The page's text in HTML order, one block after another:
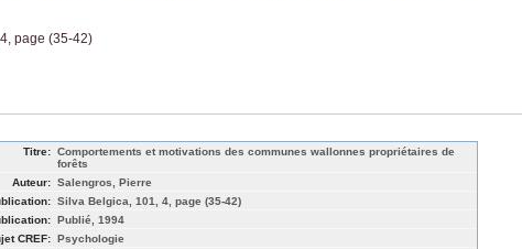
page (35-42)
Titre: Comportements et motivations des communes wallonnes propriétaires de
forêts
Auteur: Salengros, Pierre
Silva Belgica, 101, 4, page (35-42)
Publié, 1994
CREF: Psychologie